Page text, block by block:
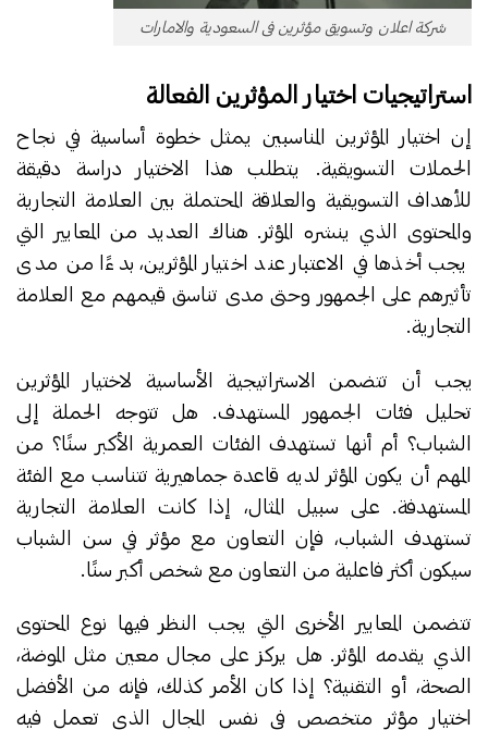
شركة اعلان وتسويق مؤثرين فى السعودية والامارات
استراتيجيات اختيار المؤثرين الفعالة
إن اختيار المؤثرين المناسبين يمثل خطوة أساسية في نجاح
الحملات التسويقية. يتطلب هذا الاختيار دراسة دقيقة
للأهداف التسويقية والعلاقة المحتملة بين العلامة التجارية
والمحتوى الذي ينشره المؤثر. هناك العديد من المعايير التي
يجب أخذها في الاعتبار عند اختيار المؤثرين، بدءًا من مدى
تأثيرهم على الجمهور وحتى مدى تناسق قيمهم مع العلامة
التجارية.
يجب أن تتضمن الاستراتيجية الأساسية لاختيار المؤثرين
تحليل فئات الجمهور المستهدف. هل تتوجه الحملة إلى
الشباب؟ أم أنها تستهدف الفئات العمرية الأكبر سنًا؟ من
المهم أن يكون المؤثر لديه قاعدة جماهيرية تتناسب مع الفئة
المستهدفة. على سبيل المثال، إذا كانت العلامة التجارية
تستهدف الشباب، فإن التعاون مع مؤثر في سن الشباب
سيكون أكثر فاعلية من التعاون مع شخص أكبر سنًا.
تتضمن المعايير الأخرى التي يجب النظر فيها نوع المحتوى
الذي يقدمه المؤثر. هل يركز على مجال معين مثل الموضة،
الصحة، أو التقنية؟ إذا كان الأمر كذلك، فإنه من الأفضل
اختيار مؤثر متخصص في نفس المجال الذي تعمل فيه